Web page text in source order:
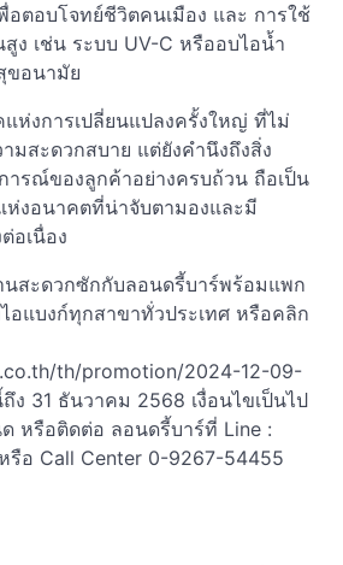
อตอบโจทย์ชีวิตคนเมือง และ การใช้
ง เช่น ระบบ UV-C หรืออบไอน้ำ
ขอนามัย
ห่งการเปลี่ยนแปลงครั้งใหญ่ ที่ไม่
มสะดวกสบาย แต่ยังคำนึงถึงสิ่ง
ารณ์ของลูกค้าอย่างครบถ้วน ถือเป็น
ห่งอนาคตที่น่าจับตามองและมี
อเนื่อง
นสะดวกซักกับลอนดรี้บาร์พร้อมแพก
อแบงก์ทุกสาขาทั่วประเทศ หรือคลิก
th/promotion/2024-12-09-
ง 31 ธันวาคม 2568 เงื่อนไขเป็นไป
หรือติดต่อ ลอนดรี้บาร์ที่ Line :
รือ Call Center 0-9267-54455